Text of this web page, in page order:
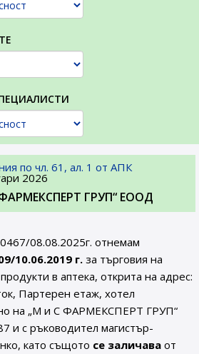
по чл. 61, ал. 1 от АПК
2026
ГРУП“ ЕООД
08.08.2025г. отнемам
10.06.2019 г. за търговия на
в аптека, открита на адрес:
Партерен етаж, хотел
на „М и С ФАРМЕКСПЕРТ ГРУП“
и с ръководител магистър-
като същото се заличава от